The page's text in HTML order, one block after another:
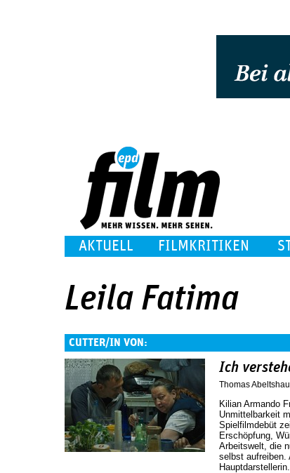
AKTUELL FILMKRITIKEN
Leila Fatima
CUTTER/IN VON:
Ich
Thomas
Kilian Armando
Unmittelbarkeit
Spielfilmdebüt
Erschöpfung,
Arbeitswelt, die
selbst aufreiben.
Hauptdarstellerin.